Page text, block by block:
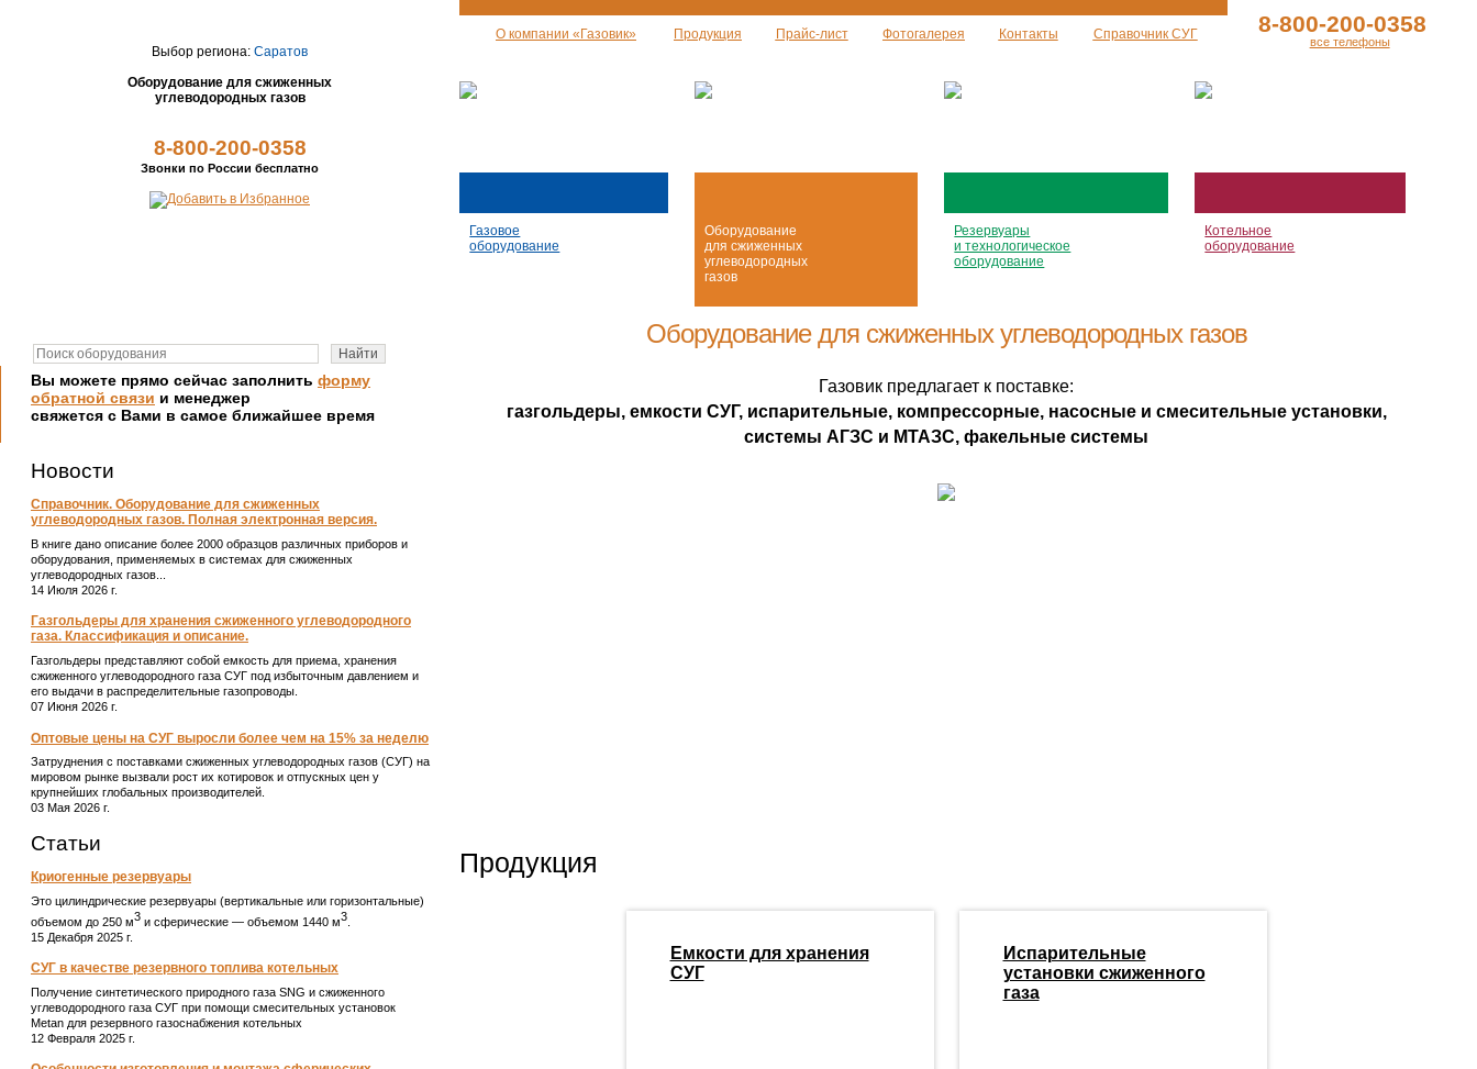
Выбор региона: Саратов
Оборудование для сжиженных
углеводородных газов
8-800-200-0358
Звонки по России бесплатно
О компании «Газовик» Продукция Прайс-лист Фотогалерея Контакты Справочник СУГ 8-800-200-0358
все телефоны
Газовое
оборудование
Оборудование
для сжиженных
углеводородных
газов
Резервуары
и технологическое
оборудование
Котельное
оборудование
Вы можете прямо сейчас заполнить форму
обратной связи и менеджер
свяжется с Вами в самое ближайшее время
Новости
Справочник. Оборудование для сжиженных
углеводородных газов. Полная электронная версия.
В книге дано описание более 2000 образцов различных приборов и
оборудования, применяемых в системах для сжиженных
углеводородных газов...
14 Июля 2026 г.
Газгольдеры для хранения сжиженного углеводородного
газа. Классификация и описание.
Газгольдеры представляют собой емкость для приема, хранения
сжиженного углеводородного газа СУГ под избыточным давлением и
его выдачи в распределительные газопроводы.
07 Июня 2026 г.
Оптовые цены на СУГ выросли более чем на 15% за неделю
Затруднения с поставками сжиженных углеводородных газов (СУГ) на
мировом рынке вызвали рост их котировок и отпускных цен у
крупнейших глобальных производителей.
03 Мая 2026 г.
Статьи
Криогенные резервуары
Это цилиндрические резервуары (вертикальные или горизонтальные)
объемом до 250 м3 и сферические ― объемом 1440 м3
15 Декабря 2025 г.
СУГ в качестве резервного топлива котельных
Получение синтетического природного газа SNG и сжиженного
углеводородного газа СУГ при помощи смесительных установок
Metan для резервного газоснабжения котельных
12 Февраля 2025 г.
Оборудование для сжиженных углеводородных газов
Газовик предлагает к поставке:
газгольдеры, емкости СУГ, испарительные, компрессорные, насосные и смесительные установки,
системы АГЗС и МТАЗС, факельные системы
Продукция
Емкости для хранения
СУГ
Испарительные
установки сжиженного
газа